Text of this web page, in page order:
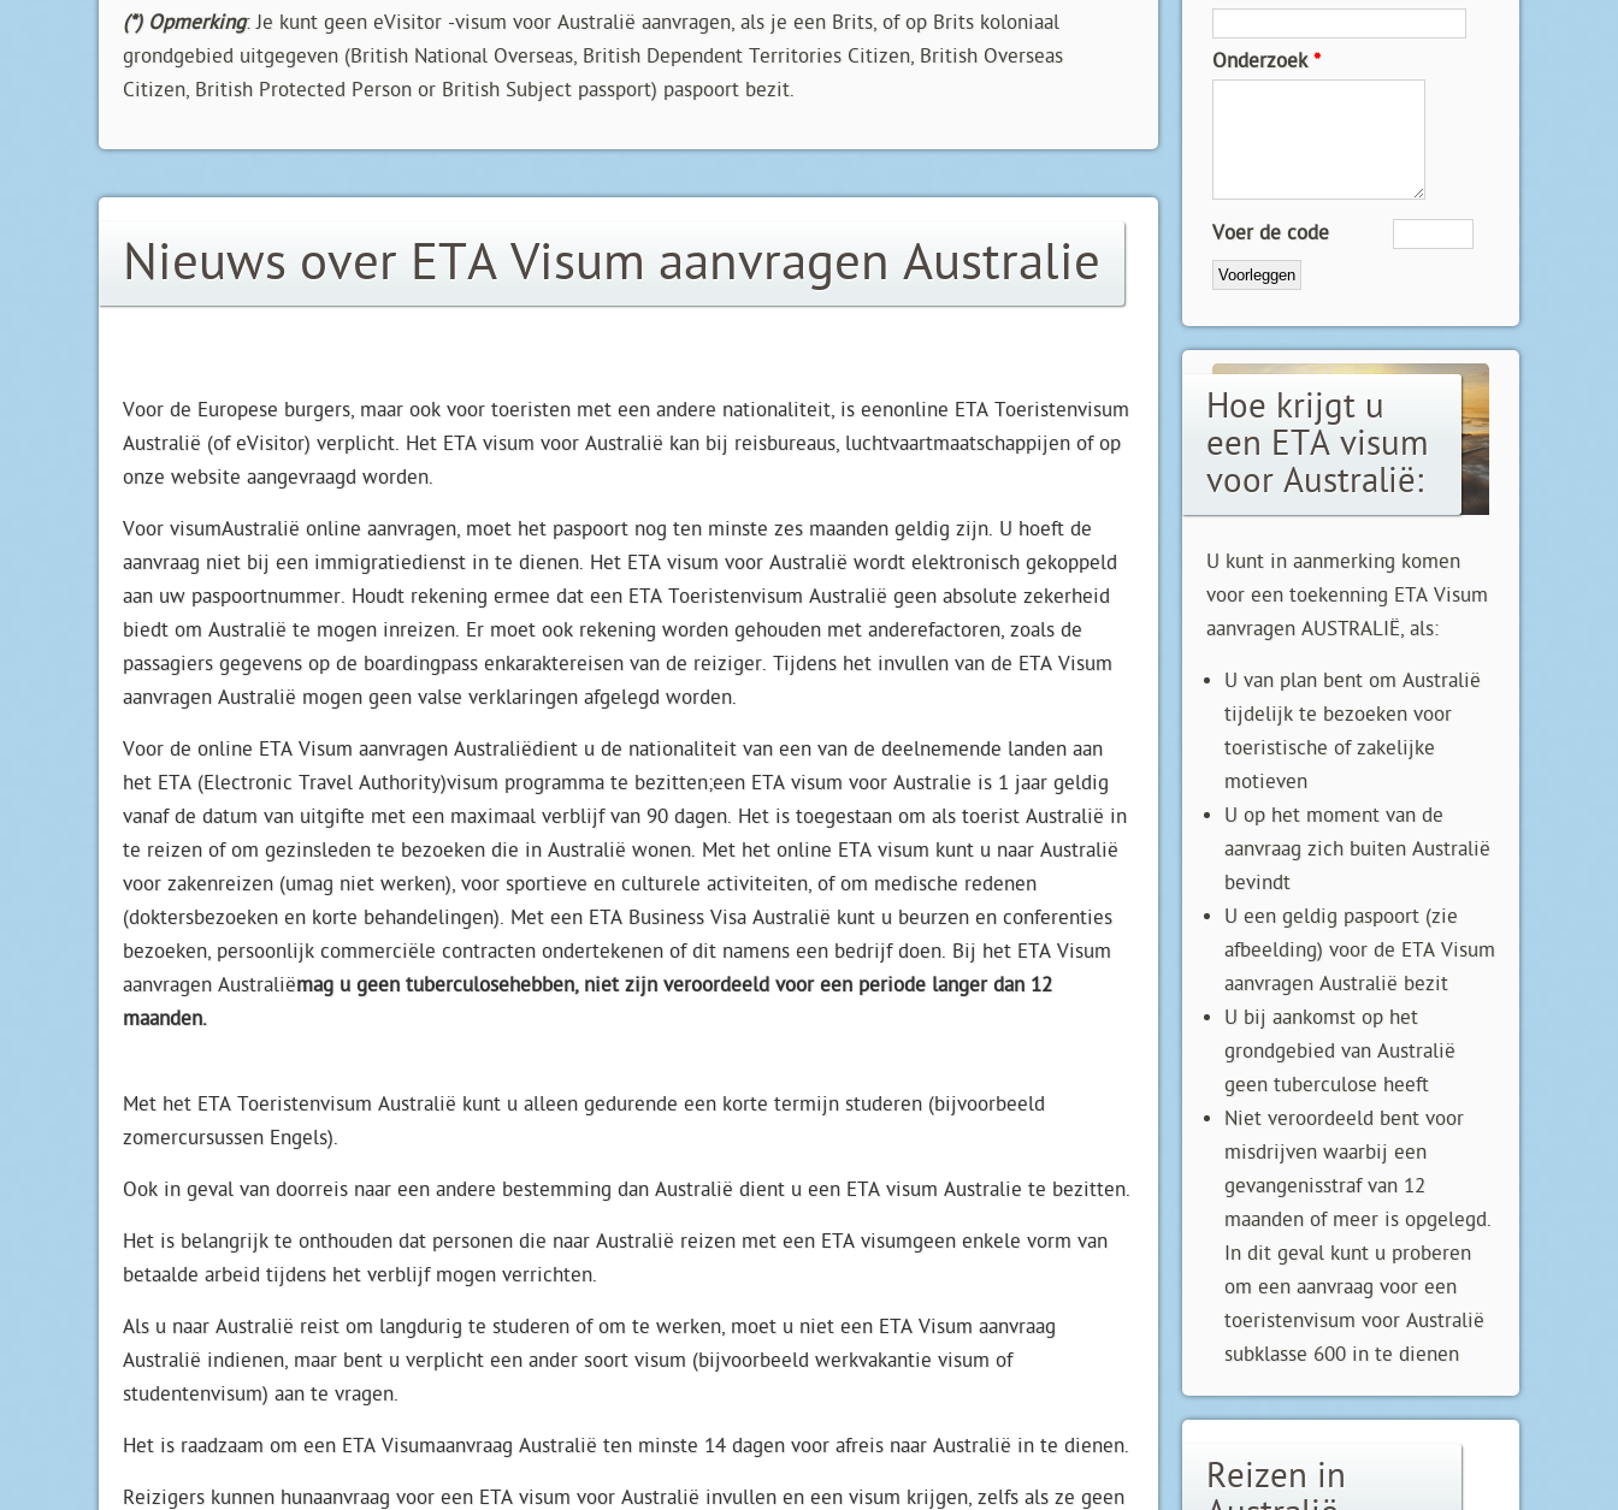
(*) Opmerking: Je kunt geen eVisitor -visum voor Australië aanvragen, als je een Brits, of op Brits koloniaal
grondgebied uitgegeven (British National Overseas, British Dependent Territories Citizen, British Overseas
Citizen, British Protected Person or British Subject passport) paspoort bezit.
Nieuws over ETA Visum aanvragen Australie
Voor de Europese burgers, maar ook voor toeristen met een andere nationaliteit, is eenonline ETA Toeristenvisum
Australië (of eVisitor) verplicht. Het ETA visum voor Australië kan bij reisbureaus, luchtvaartmaatschappijen of op
onze website aangevraagd worden.
Voor visumAustralië online aanvragen, moet het paspoort nog ten minste zes maanden geldig zijn. U hoeft de
aanvraag niet bij een immigratiedienst in te dienen. Het ETA visum voor Australië wordt elektronisch gekoppeld
aan uw paspoortnummer. Houdt rekening ermee dat een ETA Toeristenvisum Australië geen absolute zekerheid
biedt om Australië te mogen inreizen. Er moet ook rekening worden gehouden met anderefactoren, zoals de
passagiers gegevens op de boardingpass enkaraktereisen van de reiziger. Tijdens het invullen van de ETA Visum
aanvragen Australië mogen geen valse verklaringen afgelegd worden.
Voor de online ETA Visum aanvragen Australiëdient u de nationaliteit van een van de deelnemende landen aan
het ETA (Electronic Travel Authority)visum programma te bezitten;een ETA visum voor Australie is 1 jaar geldig
vanaf de datum van uitgifte met een maximaal verblijf van 90 dagen. Het is toegestaan ​​om als toerist Australië in
te reizen of om gezinsleden te bezoeken die in Australië wonen. Met het online ETA visum kunt u naar Australië
voor zakenreizen (umag niet werken), voor sportieve en culturele activiteiten, of om medische redenen
(doktersbezoeken en korte behandelingen). Met een ETA Business Visa Australië kunt u beurzen en conferenties
bezoeken, persoonlijk commerciële contracten ondertekenen of dit namens een bedrijf doen. Bij het ETA Visum
aanvragen Australiëmag u geen tuberculosehebben, niet zijn veroordeeld voor een periode langer dan 12
maanden.
Met het ETA Toeristenvisum Australië kunt u alleen gedurende een korte termijn studeren (bijvoorbeeld
zomercursussen Engels).
Ook in geval van doorreis naar een andere bestemming dan Australië dient u een ETA visum Australie te bezitten.
Het is belangrijk te onthouden dat personen die naar Australië reizen met een ETA visumgeen enkele vorm van
betaalde arbeid tijdens het verblijf mogen verrichten.
Als u naar Australië reist om langdurig te studeren of om te werken, moet u niet een ETA Visum aanvraag
Australië indienen, maar bent u verplicht een ander soort visum (bijvoorbeeld werkvakantie visum of
studentenvisum) aan te vragen.
Het is raadzaam om een ETA Visumaanvraag Australië ten minste 14 dagen voor afreis naar Australië in te dienen.
Reizigers kunnen hunaanvraag voor een ETA visum voor Australië invullen en een visum krijgen, zelfs als ze geen
Onderzoek *
Voer de code
Hoe krijgt u
een ETA visum
voor Australië:
U kunt in aanmerking komen
voor een toekenning ETA Visum
aanvragen AUSTRALIË, als:
U van plan bent om Australië
tijdelijk te bezoeken voor
toeristische of zakelijke
motieven
U op het moment van de
aanvraag zich buiten Australië
bevindt
U een geldig paspoort (zie
afbeelding) voor de ETA Visum
aanvragen Australië bezit
U bij aankomst op het
grondgebied van Australië
geen tuberculose heeft
Niet veroordeeld bent voor
misdrijven waarbij een
gevangenisstraf van 12
maanden of meer is opgelegd.
In dit geval kunt u proberen
om een aanvraag voor een
toeristenvisum voor Australië
subklasse 600 in te dienen
Reizen in